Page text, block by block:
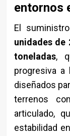
entornos
El
unidades de
toneladas,
progresiva a
diseñados
terrenos
articulado,
estabilidad